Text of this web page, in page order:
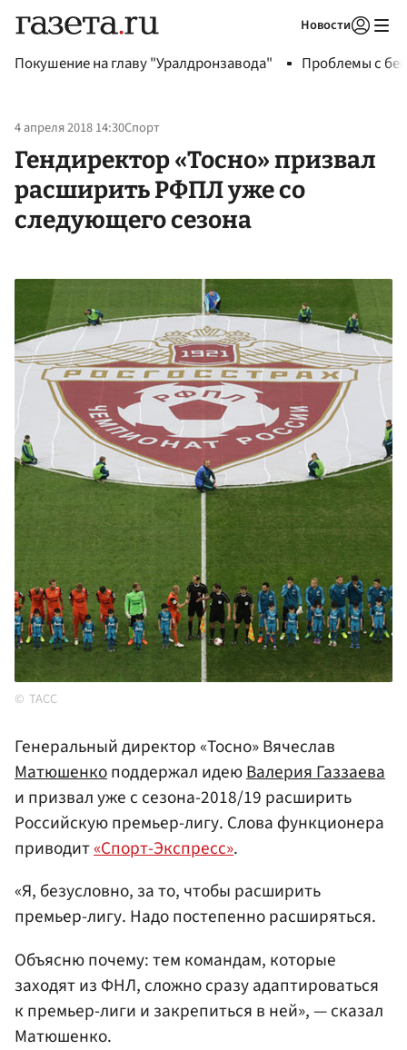
Новости
Покушение на главу "Уралдронзавода" Проблемы с
4 апреля 2018 14:30Спорт
Гендиректор «Тосно» призвал
расширить РФПЛ уже со
следующего сезона
ТАСС
Генеральный директор «Тосно» Вячеслав
Матюшенкоподдержал идеюВалерия Газзаева
и призвал уже с сезона-2018/19 расширить
Российскую премьер-лигу. Слова функционера
приводит«Спорт-Экспресс».
«Я, безусловно, за то, чтобы расширить
премьер-лигу. Надо постепенно расширяться.
Объясню почему: тем командам, которые
заходят из ФНЛ, сложно сразу адаптироваться
к премьер-лиги и закрепиться в ней», — сказал
Матюшенко.